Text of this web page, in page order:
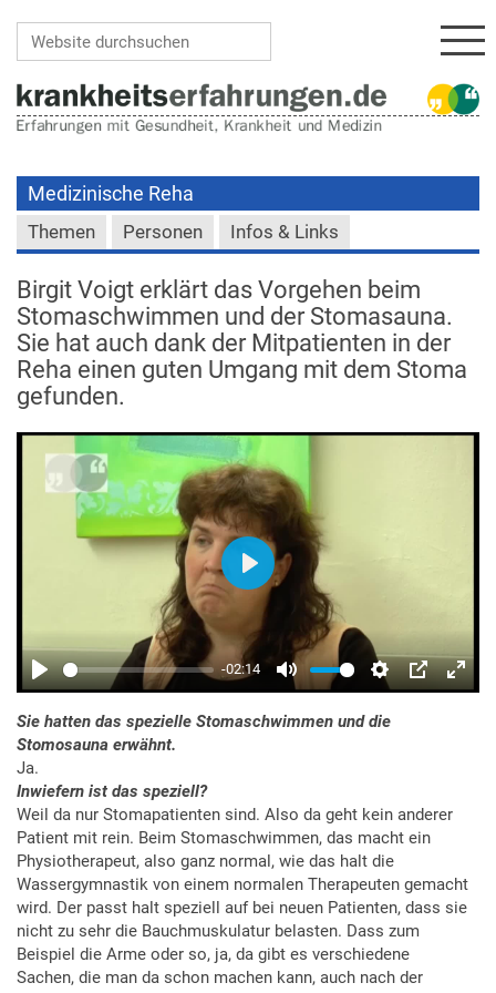
Medizinische Reha
Themen Personen Infos & Links
Birgit Voigt erklärt das Vorgehen beim
Stomaschwimmen und der Stomasauna.
Sie hat auch dank der Mitpatienten in der
Reha einen guten Umgang mit dem Stoma
gefunden.
Sie hatten das spezielle Stomaschwimmen und die
Stomosauna erwähnt.
Ja.
Inwiefern ist das speziell?
Weil da nur Stomapatienten sind. Also da geht kein anderer
Patient mit rein. Beim Stomaschwimmen, das macht ein
Physiotherapeut, also ganz normal, wie das halt die
Wassergymnastik von einem normalen Therapeuten gemacht
wird. Der passt halt speziell auf bei neuen Patienten, dass sie
nicht zu sehr die Bauchmuskulatur belasten. Dass zum
Beispiel die Arme oder so, ja, da gibt es verschiedene
Sachen, die man da schon machen kann, auch nach der